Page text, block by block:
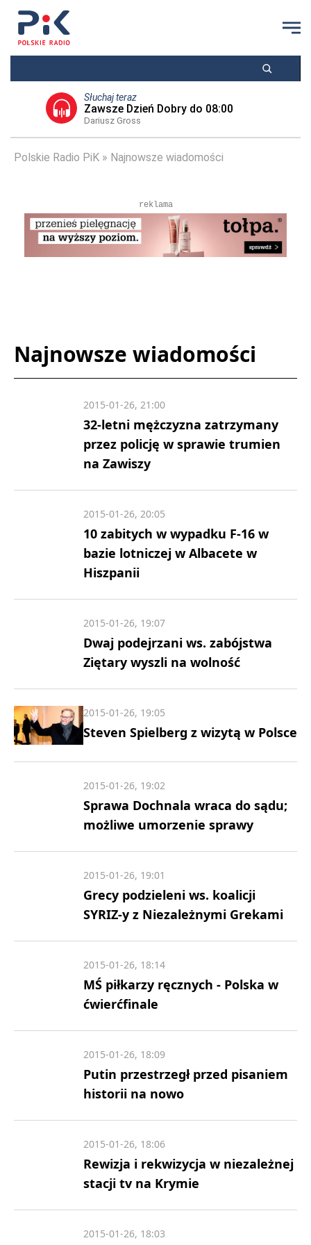
Słuchaj teraz
Zawsze Dzień Dobry do 08:00
Dariusz Gross
Polskie Radio PiK Najnowsze wiadomości
reklama
Najnowsze wiadomości
32-letni mężczyzna zatrzymany
przez policję w sprawie trumien
na Zawiszy
2015-01-26, 21:00
10 zabitych w wypadku F-16 w
bazie lotniczej w Albacete w
Hiszpanii
2015-01-26, 20:05
Dwaj podejrzani ws. zabójstwa
Ziętary wyszli na wolność
2015-01-26, 19:07
Steven Spielberg z wizytą w Polsce
2015-01-26, 19:05
Sprawa Dochnala wraca do sądu;
możliwe umorzenie sprawy
2015-01-26, 19:02
Grecy podzieleni ws. koalicji
SYRIZ-y z Niezależnymi Grekami
2015-01-26, 19:01
MŚ piłkarzy ręcznych - Polska w
ćwierćfinale
2015-01-26, 18:14
Putin przestrzegł przed pisaniem
historii na nowo
2015-01-26, 18:09
Rewizja i rekwizycja w niezależnej
stacji tv na Krymie
2015-01-26, 18:06
2015-01-26, 18:03